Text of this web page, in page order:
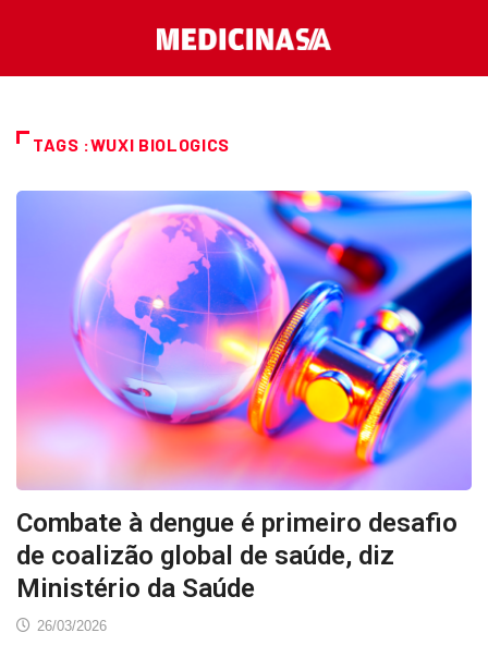
TAGS :WUXI BIOLOGICS
Combate à dengue é primeiro desafio
de coalizão global de saúde, diz
Ministério da Saúde
26/03/2026